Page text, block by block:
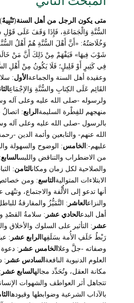
متى يكون الرجل من أهل السنة(تَنْبِيهٌ
السُّنَّةِ وَالْجَمَاعَةِ، فَإِذَا وَقَفَ عَلَى قَوْلِ
وَخُلَاصَتُهُ: «أَنَّ أَهْلَ السُّنَّةِ هُمْ أَهْلُ
شَوْبَ فِيهَا» فَيَفْهَمْ مِنْ ذَلِكَ أَنَّ مَنْ
فِي كَثِيرٍ أَوْ قَلِيلٍ؛ فَلَا يَكُونُ مِنْ أَهْلِ
وعقيدة أهل السنة والجماعة الأول:
القَائِم عَلَى الكِتابِ والسُّنَّةِ وَالإجْمَاعِ
ولرسوله -صلى الله عليه وعلى آله
منهجهم للفِطْرة السليمة الرابع: اتصالُ
بالرسول -صلى الله عليه وعلى آله
الله عنهم- والتابعين وأئمة الدين -
عليهم-: الخامس: الوضوح والسهولة
من الاضطراب والتناقض واللبسالسابع
والصلاحية لكل زمان ومكانالثامن:
الابتلاءات المتوالية التاسع: ومن خصائص
أنها تدعو إلى الأُلْفة والاجتماع،
والنزاعالعاشر : التَّمَيُّزُ والمفارقةُ
أهل البدعالحادي عشر : سلامةُ القصْدِ
عشر : التأثير على السلوك والأخلاق
رَبْطُ خَلَفِ الأُمة بسَلَفِها الرابع عشر :
وصفاته -جلَّ وعلا الخامس عشر : دعوة
العلوم الدنيوية النافعة السادس عشر :
مكانة العقل، وتُحَدِّد مجالهالسابع عشر
تتجاهل أثر العواطف والشهوات
بالآداب الشرعية وضوابطها وقيودها